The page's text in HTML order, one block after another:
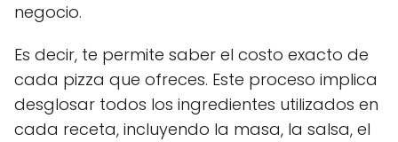
negocio.
Es decir, te permite saber el costo exacto de
cada pizza que ofreces. Este proceso implica
desglosar todos los ingredientes utilizados en
cada receta, incluyendo la masa, la salsa, el